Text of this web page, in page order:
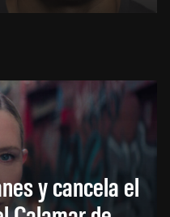
y cancela el